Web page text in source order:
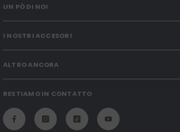
UN PÒ DI NOI
I NOSTRI ACCESORI
ALTRO ANCORA
RESTIAMO IN CONTATTO